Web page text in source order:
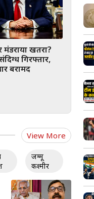
मंडराया खतरा?
गिरफ्तार,
बरामद
View More
जम्मू
कश्मीर